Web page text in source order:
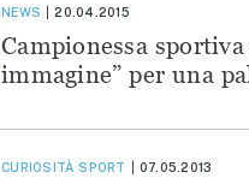
NEWS 20.04.2015
Campionessa sportiva
immagine” per una
CURIOSITÀ SPORT 07.05.2013